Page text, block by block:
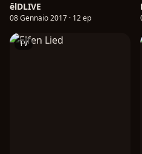
ēlDLIVE
08 Gennaio 2017 · 12 ep
TV